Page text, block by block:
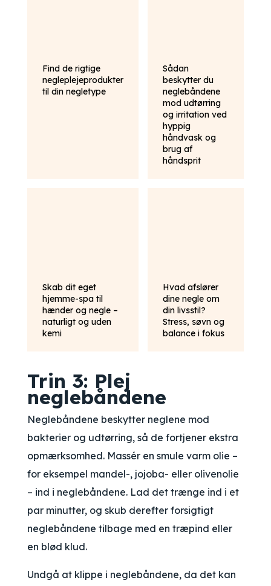
Find de rigtige
negleplejeprodukter
til din negletype
Sådan
beskytter du
neglebåndene
mod udtørring
og irritation ved
hyppig
håndvask og
brug af
håndsprit
Skab dit eget
hjemme-spa til
hænder og negle –
naturligt og uden
kemi
Hvad afslører
dine negle om
din livsstil?
Stress, søvn og
balance i fokus
Trin 3: Plej
neglebåndene
Neglebåndene beskytter neglene mod
bakterier og udtørring, så de fortjener ekstra
opmærksomhed. Massér en smule varm olie –
for eksempel mandel-, jojoba- eller olivenolie
– ind i neglebåndene. Lad det trænge ind i et
par minutter, og skub derefter forsigtigt
neglebåndene tilbage med en træpind eller
en blød klud.
Undgå at klippe i neglebåndene, da det kan